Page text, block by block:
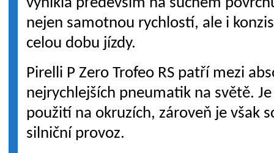
vynikla především na suchém
nejen samotnou rychlostí, ale i
celou dobu jízdy.
Pirelli P Zero Trofeo RS patří mezi
nejrychlejších pneumatik na světě.
použití na okruzích, zároveň je však
silniční provoz.